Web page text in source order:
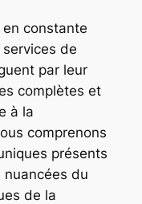
constante
de
par leur
complètes et
à la
comprenons
présents
nuancées du
de la